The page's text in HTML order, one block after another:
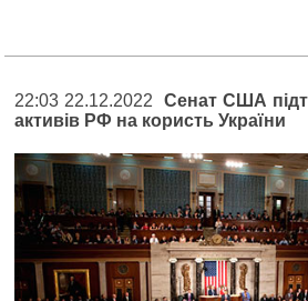
22:03 22.12.2022 Сенат США
активів РФ на користь України